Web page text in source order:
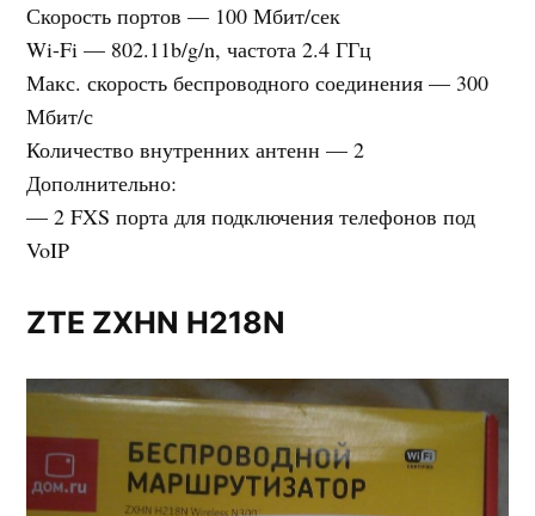
Скорость портов — 100 Мбит/сек
Wi-Fi — 802.11b/g/n, частота 2.4 ГГц
Макс. скорость беспроводного соединения — 300
Мбит/с
Количество внутренних антенн — 2
Дополнительно:
— 2 FXS порта для подключения телефонов под
VoIP
ZTE ZXHN H218N